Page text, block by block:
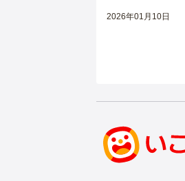
2026年01月10日